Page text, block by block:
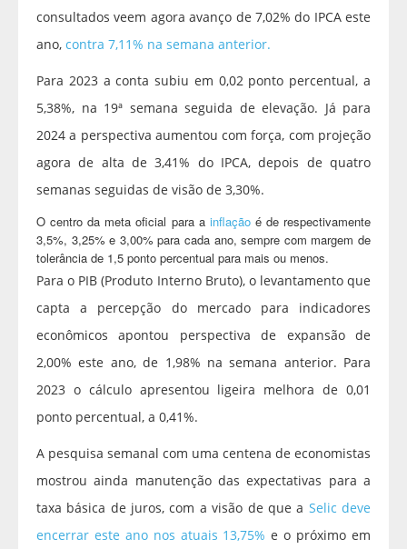
consultados veem agora avanço de 7,02% do IPCA este
ano, contra 7,11% na semana anterior.
Para 2023 a conta subiu em 0,02 ponto percentual, a
5,38%, na 19ª semana seguida de elevação. Já para
2024 a perspectiva aumentou com força, com projeção
agora de alta de 3,41% do IPCA, depois de quatro
semanas seguidas de visão de 3,30%.
O centro da meta oficial para ainflação é de respectivamente
3,5%, 3,25% e 3,00% para cada ano, sempre com margem de
tolerância de 1,5 ponto percentual para mais ou menos.
Para o PIB (Produto Interno Bruto), o levantamento que
capta a percepção do mercado para indicadores
econômicos apontou perspectiva de expansão de
2,00% este ano, de 1,98% na semana anterior. Para
2023 o cálculo apresentou ligeira melhora de 0,01
ponto percentual, a 0,41%.
A pesquisa semanal com uma centena de economistas
mostrou ainda manutenção das expectativas para a
taxa básica de juros, com a visão de que a Selic deve
encerrar este ano nos atuais 13,75% e o próximo em